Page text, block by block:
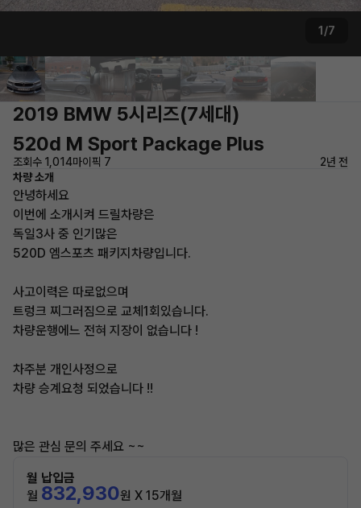
1/7
2019 BMW 5시리즈(7세대)
520d M Sport Package Plus
조회수 1,014마이픽 7
2년 전
차량 소개
안녕하세요
이번에 소개시켜 드릴차량은
독일3사 중 인기많은
520D 엠스포츠 패키지차량입니다.
사고이력은 따로없으며
트렁크 찌그러짐으로 교체1회있습니다.
차량운행에느 전혀 지장이 없습니다 !
차주분 개인사정으로
차량 승계요청 되었습니다 !!
많은 관심 문의 주세요 ~~
월 납입금
월 832,930원 X 15개월